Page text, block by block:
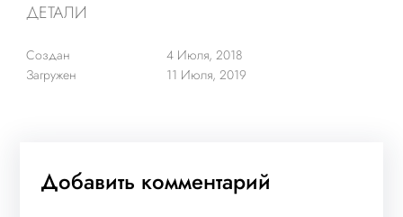
ДЕТАЛИ
Создан
4 Июля, 2018
Загружен
11 Июля, 2019
Добавить комментарий